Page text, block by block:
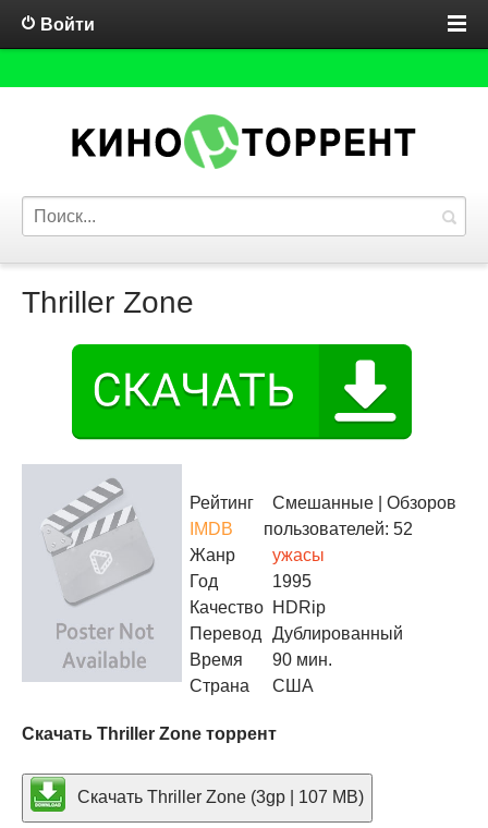
Войти
Thriller Zone
Рейтинг
IMDB
Смешанные | Обзоров
пользователей: 52
Жанр
ужасы
Год
1995
Качество HDRip
Перевод
Дублированный
Время
90 мин.
Страна
США
Скачать Thriller Zone торрент
Скачать Thriller Zone (3gp | 107 MB)